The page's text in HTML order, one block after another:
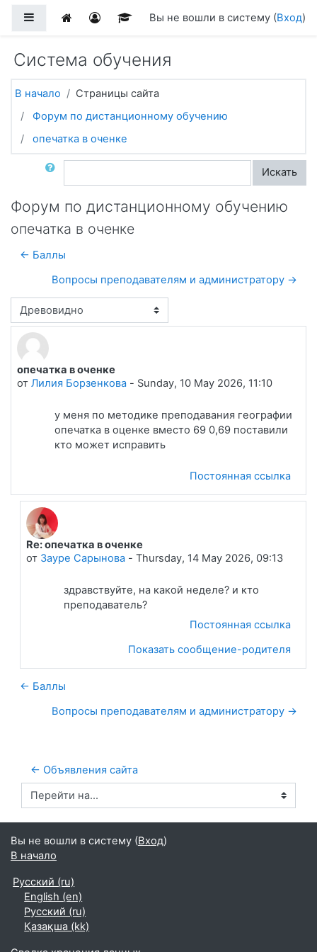
Боковая панель
Вы не вошли в систему (Вход)
Система обучения
В начало
Страницы сайта
Форум по дистанционному обучению
опечатка в оченке
Поиск по форумам Искать
Форум по дистанционному обучению
опечатка в оченке
← Баллы
Вопросы преподавателям и администратору →
Режим отображения
опечатка в оченке
от Лилия Борзенкова - Sunday, 10 May 2026, 11:10
Количество ответов: 1
у меня по методике преподавания географии
опечатка в оценке вместо 69 0,69 поставили
кто может исправить
Постоянная ссылка
В ответ на Лилия Борзенкова
Re: опечатка в оченке
от Зауре Сарынова- Thursday, 14 May 2026, 09:13
здравствуйте, на какой неделе? и кто
преподаватель?
Постоянная ссылка
Показать сообщение-родителя
← Баллы
Вопросы преподавателям и администратору →
← Объявления сайта
Перейти на...
Вы не вошли в систему (Вход)
В начало
Русский ‎(ru)‎
English ‎(en)‎
Русский ‎(ru)‎
Қазақша ‎(kk)‎